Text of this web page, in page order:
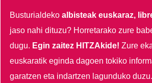
Busturialdekoalbisteak euskaraz,
jaso nahi dituzu? Horretarako zure
dugu. Egin zaitez HITZAkide!Zure
euskaratik eginda dagoen tokiko
garatzen eta indartzen lagunduko duzu.